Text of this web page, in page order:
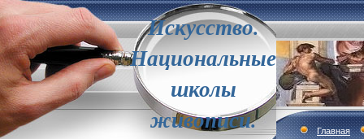
Искусство.
Национальные
школы
живописи.
Главная